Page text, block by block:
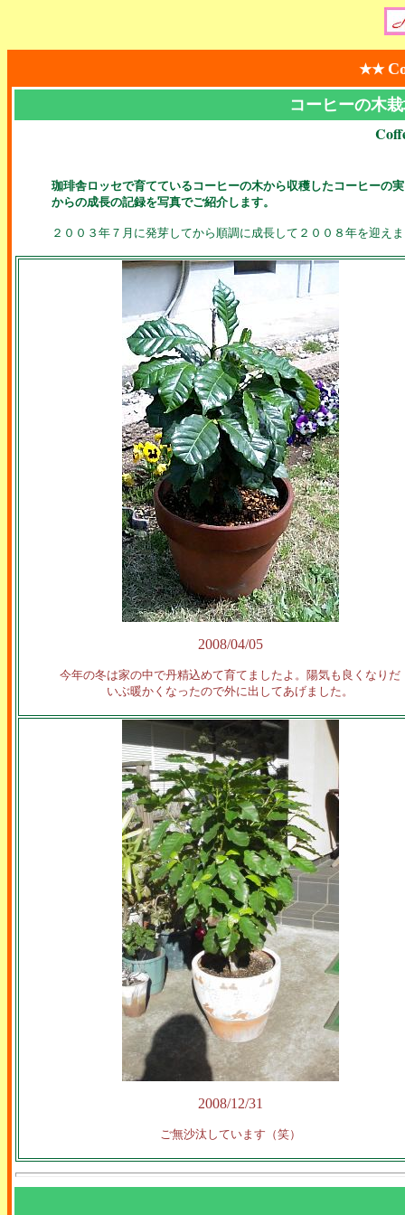
★★
コーヒーの木
珈琲舎ロッセで育てているコーヒーの木から収穫したコーヒーの
からの成長の記録を写真でご紹介します。
２００３年７月に発芽してから順調に成長して２００８年を迎え
2008/04/05
今年の冬は家の中で丹精込めて育てましたよ。陽気も良くなりだ
いぶ暖かくなったので外に出してあげました。
2008/12/31
ご無沙汰しています（笑）